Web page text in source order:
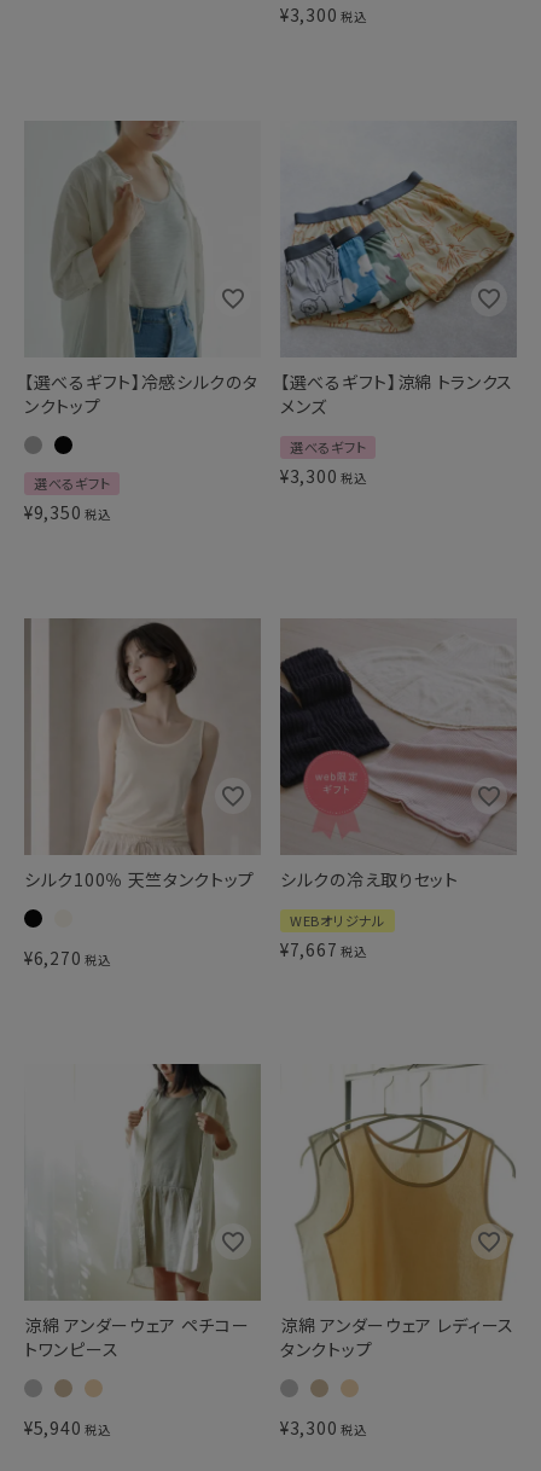
¥3,300 税込
【選べるギフト】冷感シルクのタ
ンクトップ
選べるギフト
¥9,350 税込
【選べるギフト】涼綿 トランクス
メンズ
選べるギフト
¥3,300 税込
シルク100％ 天竺タンクトップ
¥6,270 税込
シルクの冷え取りセット
WEBオリジナル
¥7,667 税込
涼綿 アンダーウェア ペチコー
トワンピース
¥5,940 税込
涼綿 アンダーウェア レディース
タンクトップ
¥3,300 税込